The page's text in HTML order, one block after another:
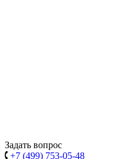
Задать вопрос
+7 (499) 753-05-48